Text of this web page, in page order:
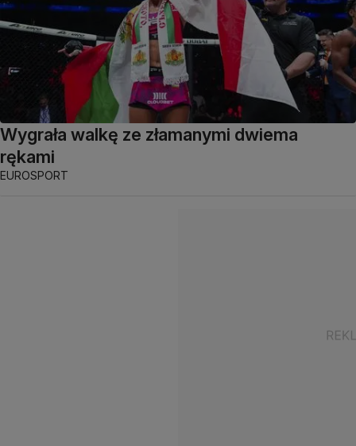
Wygrała walkę ze złamanymi dwiema
rękami
EUROSPORT